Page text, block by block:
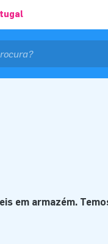
em armazém.